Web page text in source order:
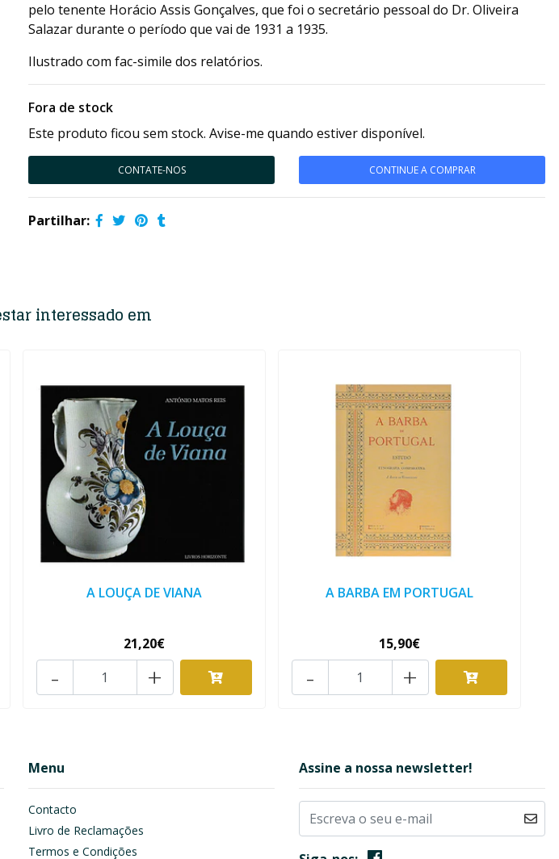
pelo tenente Horácio Assis Gonçalves, que foi o secretário pessoal do Dr. Oliveira
Salazar durante o período que vai de 1931 a 1935.
Ilustrado com fac-simile dos relatórios.
Fora de stock
Este produto ficou sem stock. Avise-me quando estiver disponível.
CONTATE-NOS CONTINUE A COMPRAR
Partilhar:
interessado em
A LOUÇA DE VIANA
21,20€
+
-
A BARBA EM PORTUGAL
15,90€
+
-
Menu
Contacto
Livro de Reclamações
Termos e Condições
Assine a nossa newsletter!